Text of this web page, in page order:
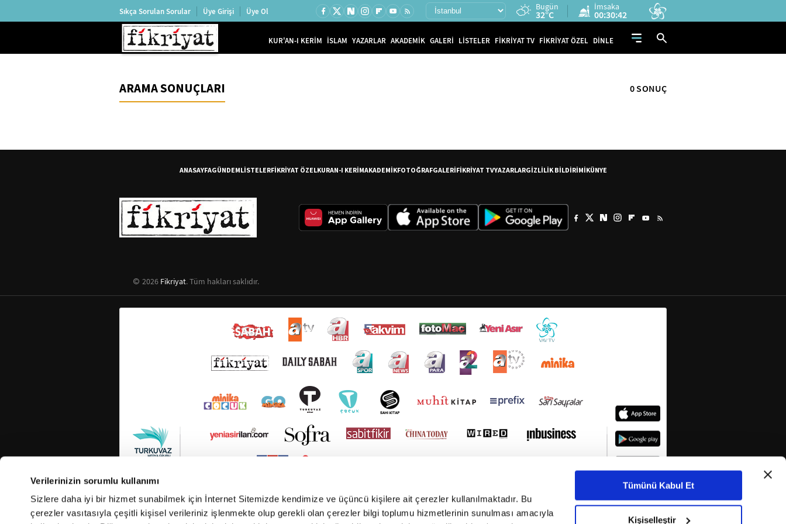
Verilerinizin sorumlu kullanımı
Sizlere daha iyi bir hizmet sunabilmek için İnternet Sitemizde kendimize ve üçüncü kişilere ait çerezler kullanılmaktadır. Bu
çerezler vasıtasıyla çeşitli kişisel verileriniz işlenmekte olup gerekli olan çerezler bilgi toplumu hizmetlerinin sunulması amacıyla
Tümünü Kabul Et
Kişiselleştir
Sıkça Sorulan Sorular Üye Girişi Üye Ol Bugün
32°C
İmsaka
00:30:41
KUR'AN-I KERİM İSLAM YAZARLAR AKADEMİK GALERİ LİSTELER FİKRİYAT TV FİKRİYAT ÖZEL DİNLE
ARAMA SONUÇLARI 0 SONUÇ
ANASAYFAGÜNDEMLİSTELERFİKRİYAT ÖZELKURAN-I KERİMAKADEMİKFOTOĞRAFGALERİFİKRİYAT TVYAZARLARGİZLİLİK BİLDİRİMİKÜNYE
2026 Fikriyat. Tüm hakları saklıdır.